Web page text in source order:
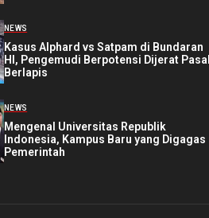
NEWS
Kasus Alphard vs Satpam di Bundaran
HI, Pengemudi Berpotensi Dijerat Pasal
Berlapis
NEWS
Mengenal Universitas Republik
Indonesia, Kampus Baru yang Digagas
Pemerintah